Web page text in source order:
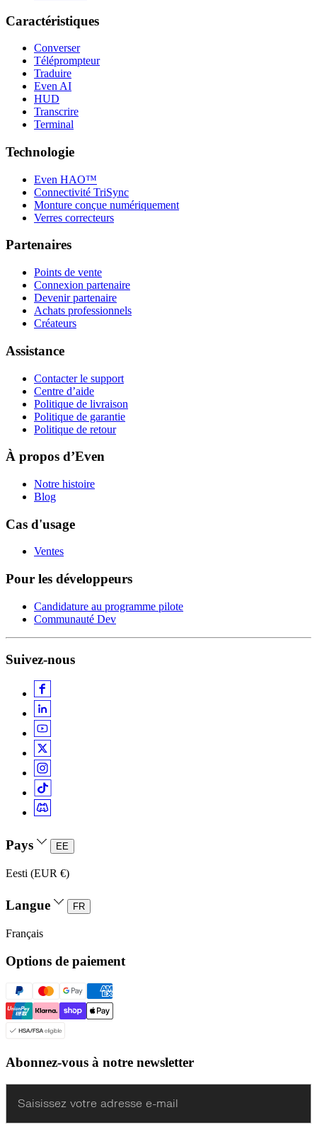
Caractéristiques
Converser
Téléprompteur
Traduire
Even AI
HUD
Transcrire
Terminal
Technologie
Even HAO™
Connectivité TriSync
Monture conçue numériquement
Verres correcteurs
Partenaires
Points de vente
Connexion partenaire
Devenir partenaire
Achats professionnels
Créateurs
Assistance
Contacter le support
Centre d’aide
Politique de livraison
Politique de garantie
Politique de retour
À propos d’Even
Notre histoire
Blog
Cas d'usage
Ventes
Pour les développeurs
Candidature au programme pilote
Communauté Dev
Suivez-nous
Pays EE
Eesti (EUR €)
Langue FR
Français
Options de paiement
Abonnez-vous à notre newsletter